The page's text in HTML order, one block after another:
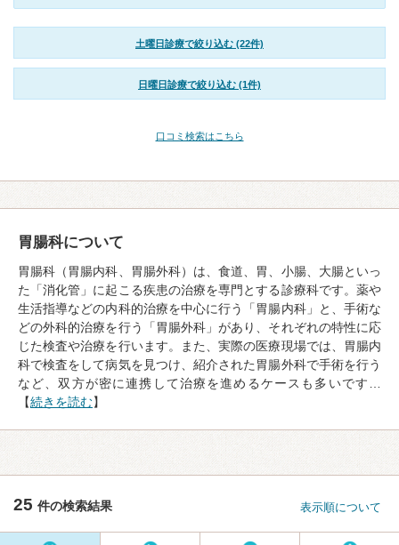
土曜日診療で絞り込む (22件)
日曜日診療で絞り込む (1件)
口コミ検索はこちら
胃腸科について
胃腸科（胃腸内科、胃腸外科）は、食道、胃、小腸、大腸といっ
た「消化管」に起こる疾患の治療を専門とする診療科です。薬や
生活指導などの内科的治療を中心に行う「胃腸内科」と、手術な
どの外科的治療を行う「胃腸外科」があり、それぞれの特性に応
じた検査や治療を行います。また、実際の医療現場では、胃腸内
科で検査をして病気を見つけ、紹介された胃腸外科で手術を行う
など、双方が密に連携して治療を進めるケースも多いです…
【続きを読む】
25 件の検索結果 表示順について